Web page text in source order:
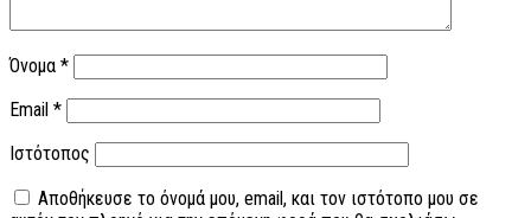
Όνομα *
Email *
Ιστότοπος
Αποθήκευσε το όνομά μου, email, και τον ιστότοπο μου σε